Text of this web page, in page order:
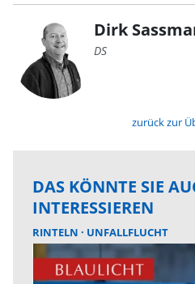
Dirk
DS
zurück zur
DAS KÖNNTE SIE
INTERESSIEREN
RINTELN UNFALLFLUCHT